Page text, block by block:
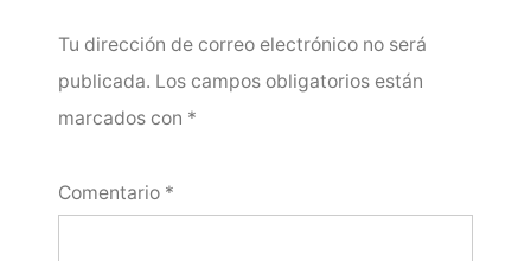
Tu dirección de correo electrónico no será
publicada. Los campos obligatorios están
marcados con *
Comentario *